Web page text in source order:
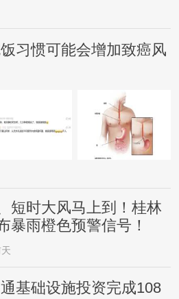
习惯可能会增加致癌风
短时大风马上到！桂林
暴雨橙色预警信号！
基础设施投资完成108